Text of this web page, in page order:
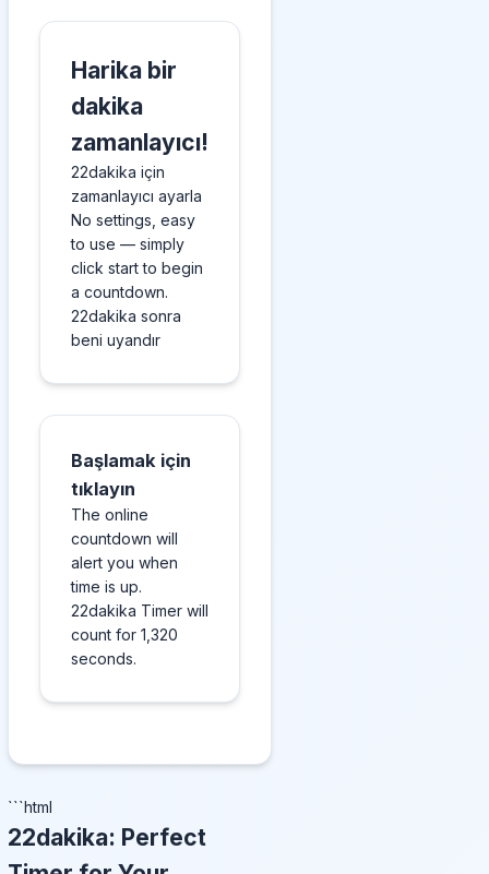
Harika bir
dakika
zamanlayıcı!
22dakika için
zamanlayıcı ayarla
No settings, easy
to use — simply
click start to begin
a countdown.
22dakika sonra
beni uyandır
Başlamak için
tıklayın
The online
countdown will
alert you when
time is up.
22dakika Timer will
count for 1,320
seconds.
```html
22dakika: Perfect